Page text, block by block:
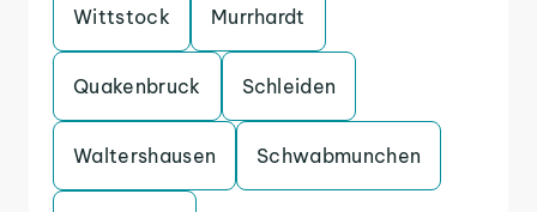
Wittstock Murrhardt
Quakenbruck Schleiden
Waltershausen Schwabmunchen